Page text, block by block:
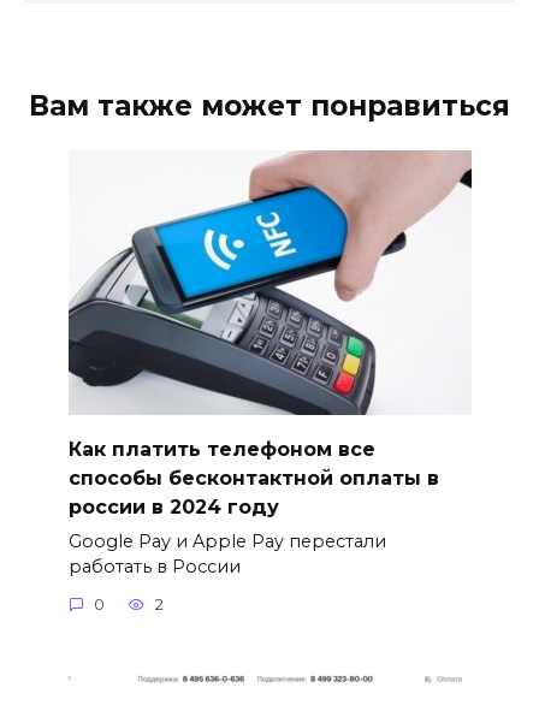
Вам также может понравиться
Как платить телефоном все
способы бесконтактной оплаты в
россии в 2024 году
Google Pay и Apple Pay перестали
работать в России
0 2